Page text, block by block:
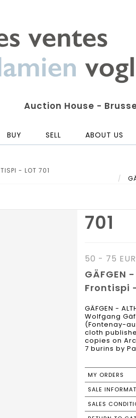
Auction House -
BUY SELL ABOUT US
- LOT 701
701
50 - 75 EUR
GÄFGEN
Frontispi
GÄFGEN -
Wolfgang
(Fontenay-
cloth
copies on
7 burins by
MY ORDERS
SALE
SALES